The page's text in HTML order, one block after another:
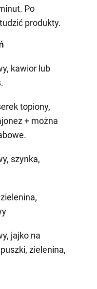
Po
produkty.
kawior lub
topiony,
+ można
szynka,
jajko na
zielenina,